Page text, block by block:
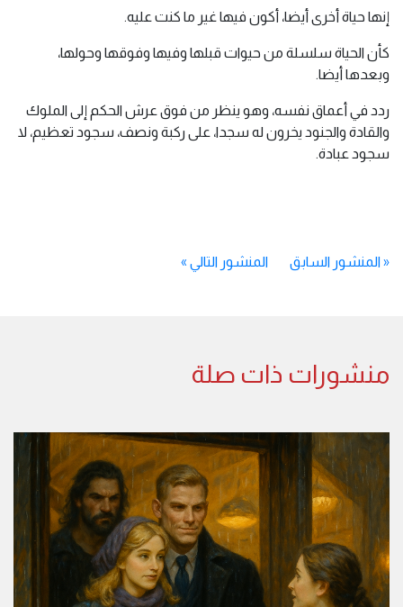
إنها حياة أخرى أيضا، أكون فيها غير ما كنت عليه.
كأن الحياة سلسلة من حيوات قبلها وفيها وفوقها وحولها،
وبعدها أيضا.
ردد في أعماق نفسه، وهو ينظر من فوق عرش الحكم إلى الملوك
والقادة والجنود يخرون له سجدا، على ركبة ونصف، سجود تعظيم، لا
سجود عبادة.
«المنشور السابق المنشور التالي »
منشورات ذات صلة